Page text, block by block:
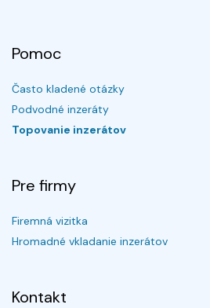
Pomoc
Často kladené otázky
Podvodné inzeráty
Topovanie inzerátov
Pre firmy
Firemná vizitka
Hromadné vkladanie inzerátov
Kontakt